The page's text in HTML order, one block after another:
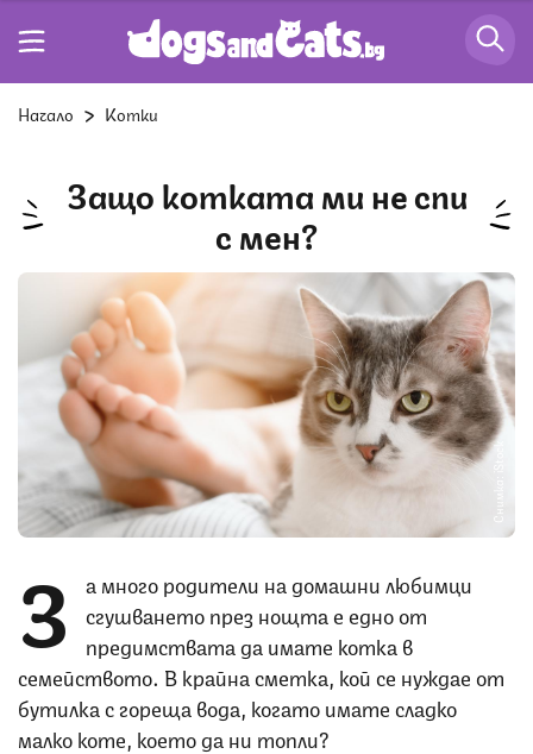
Начало Котки
Защо котката ми не спи
с мен?
Снимка: iStock
З
а много родители на домашни любимци
сгушването през нощта е едно от
предимствата да имате котка в
семейството. В крайна сметка, кой се нуждае от
бутилка с гореща вода, когато имате сладко
малко коте, което да ни топли?